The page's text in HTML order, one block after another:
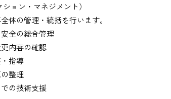
）
ョン・マネジメント）
体の管理・統括を行います。
全の総合管理
内容の確認
指導
整理
の技術支援